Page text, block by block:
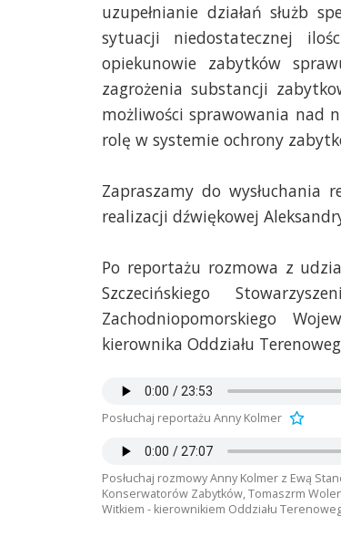
uzupełnianie działań służb
sytuacji niedostatecznej
opiekunowie zabytków
zagrożenia substancji
możliwości sprawowania nad
rolę w systemie ochrony
Zapraszamy do wysłuchania
realizacji dźwiękowej
Po reportażu rozmowa z
Szczecińskiego
Zachodniopomorskiego
kierownika Oddziału
Posłuchaj reportażu Anny Kolmer
Posłuchaj rozmowy Anny Kolmer z Ewą
Konserwatorów Zabytków, Tomaszrm
Witkiem - kierownikiem Oddziału